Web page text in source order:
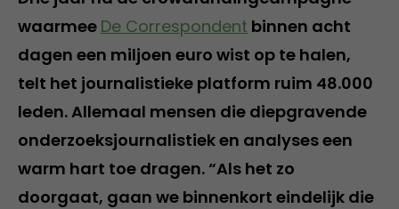
waarmee De Correspondent binnen acht
dagen een miljoen euro wist op te halen,
telt het journalistieke platform ruim 48.000
leden. Allemaal mensen die diepgravende
onderzoeksjournalistiek en analyses een
warm hart toe dragen. “Als het zo
doorgaat, gaan we binnenkort eindelijk die